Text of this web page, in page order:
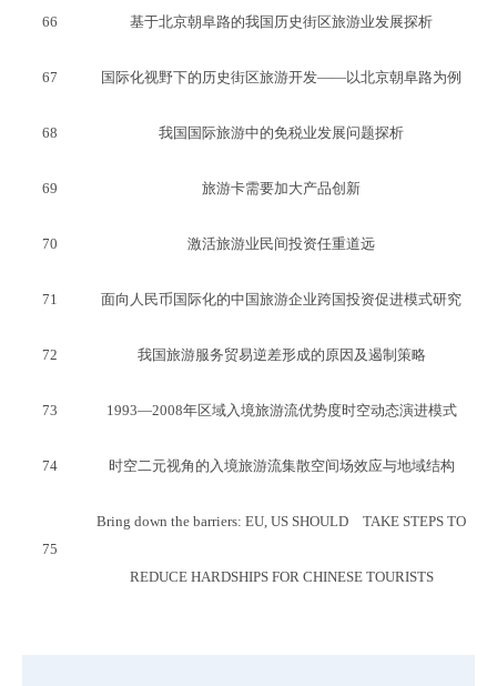
66 基于北京朝阜路的我国历史街区旅游业发展探析
67 国际化视野下的历史街区旅游开发——以北京朝阜路为例
68 我国国际旅游中的免税业发展问题探析
69 旅游卡需要加大产品创新
70 激活旅游业民间投资任重道远
71 面向人民币国际化的中国旅游企业跨国投资促进模式研究
72 我国旅游服务贸易逆差形成的原因及遏制策略
73 1993—2008年区域入境旅游流优势度时空动态演进模式
74 时空二元视角的入境旅游流集散空间场效应与地域结构
75
Bring down the barriers: EU, US SHOULD TAKE STEPS TO
REDUCE HARDSHIPS FOR CHINESE TOURISTS